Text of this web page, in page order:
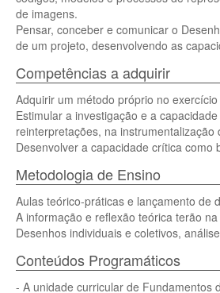
de imagens.
Pensar, conceber e comunicar o
de um projeto, desenvolvendo as
Competências a adquirir
Adquirir um método próprio no
Estimular a investigação e a
reinterpretações, na
Desenvolver a capacidade crítica como
Metodologia de Ensino
Aulas teórico-práticas e lançamento de
A informação e reflexão teórica terão
Desenhos individuais e coletivos,
Conteúdos Programáticos
- A unidade curricular de Fundamentos